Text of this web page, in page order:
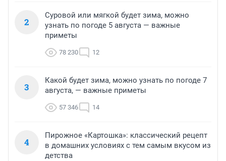
2
Суровой или мягкой будет зима, можно
узнать по погоде 5 августа — важные
приметы
78 230 12
3
Какой будет зима, можно узнать по погоде 7
августа, — важные приметы
57 346 14
4
Пирожное «Картошка»: классический рецепт
в домашних условиях с тем самым вкусом из
детства